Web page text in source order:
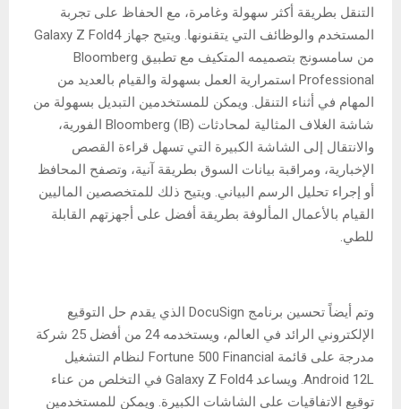
التنقل بطريقة أكثر سهولة وغامرة، مع الحفاظ على تجربة
المستخدم والوظائف التي يتقنونها. ويتيح جهاز Galaxy Z Fold4
من سامسونج بتصميمه المتكيف مع تطبيق Bloomberg
Professional استمرارية العمل بسهولة والقيام بالعديد من
المهام في أثناء التنقل. ويمكن للمستخدمين التبديل بسهولة من
شاشة الغلاف المثالية لمحادثات Bloomberg (IB) الفورية،
والانتقال إلى الشاشة الكبيرة التي تسهل قراءة القصص
الإخبارية، ومراقبة بيانات السوق بطريقة آنية، وتصفح المحافظ
أو إجراء تحليل الرسم البياني. ويتيح ذلك للمتخصصين الماليين
القيام بالأعمال المألوفة بطريقة أفضل على أجهزتهم القابلة
للطي.
وتم أيضاً تحسين برنامج DocuSign الذي يقدم حل التوقيع
الإلكتروني الرائد في العالم، ويستخدمه 24 من أفضل 25 شركة
مدرجة على قائمة Fortune 500 Financial لنظام التشغيل
Android 12L. ويساعد Galaxy Z Fold4 في التخلص من عناء
توقيع الاتفاقيات على الشاشات الكبيرة. ويمكن للمستخدمين